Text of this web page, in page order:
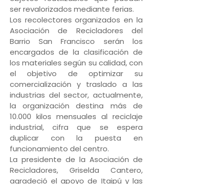
ser revalorizados mediante ferias.
Los recolectores organizados en la
Asociación de Recicladores del
Barrio San Francisco serán los
encargados de la clasificación de
los materiales según su calidad, con
el objetivo de optimizar su
comercialización y traslado a las
industrias del sector, actualmente,
la organización destina más de
10.000 kilos mensuales al reciclaje
industrial, cifra que se espera
duplicar con la puesta en
funcionamiento del centro.
La presidente de la Asociación de
Recicladores, Griselda Cantero,
agradeció el apoyo de Itaipú y las